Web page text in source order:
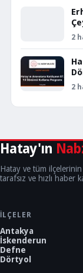
2
2
Hatay'ın
Hatay ve tüm
tarafsız ve hızlı haber
İLÇELER
Antakya
İskenderun
Defne
Dörtyol